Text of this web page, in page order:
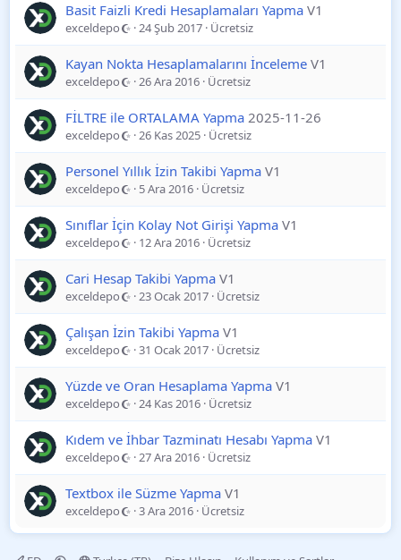
Basit Faizli Kredi Hesaplamaları Yapma V1
exceldepo 24 Şub 2017 Ücretsiz
Kayan Nokta Hesaplamalarını İnceleme V1
exceldepo 26 Ara 2016 Ücretsiz
FİLTRE ile ORTALAMA Yapma 2025-11-26
exceldepo 26 Kas 2025 Ücretsiz
Personel Yıllık İzin Takibi Yapma V1
exceldepo 5 Ara 2016 Ücretsiz
Sınıflar İçin Kolay Not Girişi Yapma V1
exceldepo 12 Ara 2016 Ücretsiz
Cari Hesap Takibi Yapma V1
exceldepo 23 Ocak 2017 Ücretsiz
Çalışan İzin Takibi Yapma V1
exceldepo 31 Ocak 2017 Ücretsiz
Yüzde ve Oran Hesaplama Yapma V1
exceldepo 24 Kas 2016 Ücretsiz
Kıdem ve İhbar Tazminatı Hesabı Yapma V1
exceldepo 27 Ara 2016 Ücretsiz
Textbox ile Süzme Yapma V1
exceldepo 3 Ara 2016 Ücretsiz